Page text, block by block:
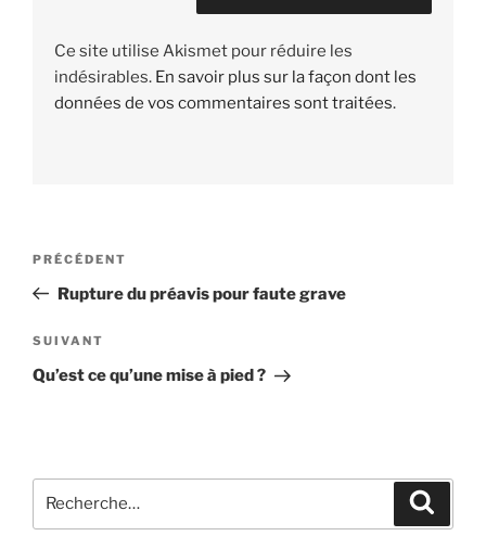
Ce site utilise Akismet pour réduire les
indésirables. En savoir plus sur la façon dont les
données de vos commentaires sont traitées.
Navigation
l’article
Article
précédent
PRÉCÉDENT
Rupture du préavis pour faute grave
Article
suivant
SUIVANT
Qu’est ce qu’une mise à pied ?